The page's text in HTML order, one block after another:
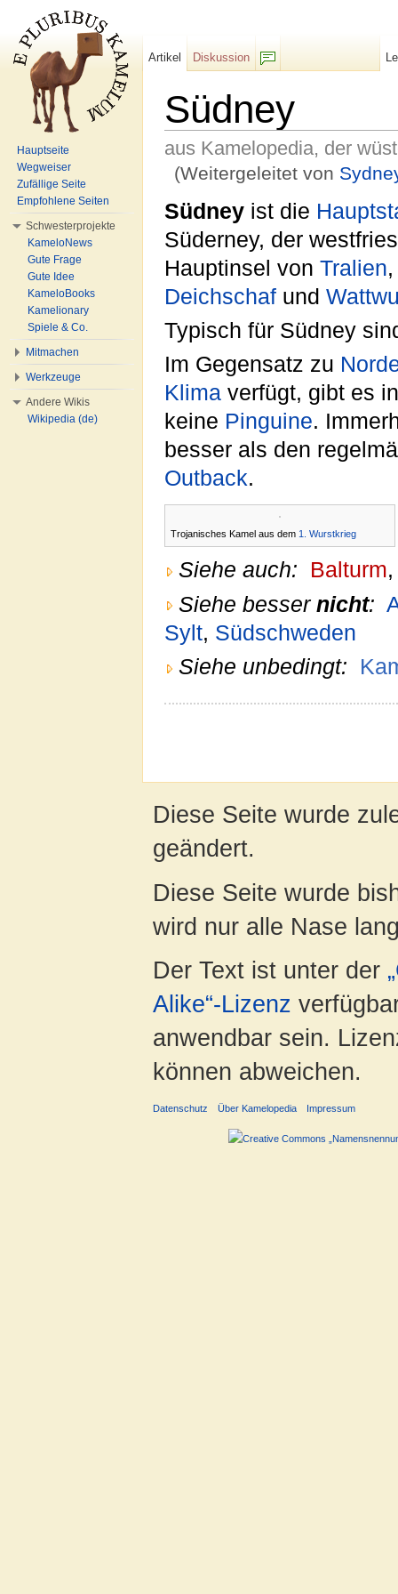
Südney
aus Kamelopedia, der
(Weitergeleitet von
Südney ist die
Süderney, der
Hauptinsel von Tralien
Deichschaf und
Typisch für Südney
Im Gegensatz zu
Klima verfügt, gibt es
keine Pinguine.
besser als den
Outback.
Trojanisches Kamel aus dem 1. Wurstkrieg
Siehe auch: Balturm
Siehe besser nicht:
Sylt, Südschweden
Siehe unbedingt:
Artikel
Diskussion
Hauptseite
Wegweiser
Zufällige Seite
Empfohlene Seiten
Schwesterprojekte
KameloNews
Gute Frage
Gute Idee
KameloBooks
Kamelionary
Spiele & Co.
Mitmachen
Werkzeuge
Andere Wikis
Wikipedia (de)
Diese Seite wurde
geändert.
Diese Seite wurde
wird nur alle Nase
Der Text ist unter der
Alike“-Lizenz
anwendbar sein.
können abweichen.
Datenschutz Über Kamelopedia Impressum